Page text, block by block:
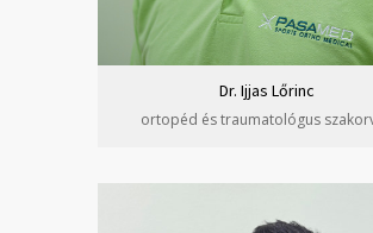
Dr. Ijjas Lőrinc
ortopéd és traumatológus